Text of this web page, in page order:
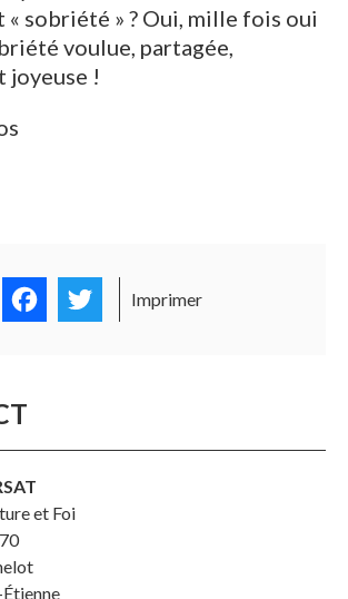
« sobriété » ? Oui, mille fois oui
voulue, partagée,
!
FacebookTwitter
Imprimer
et Foi